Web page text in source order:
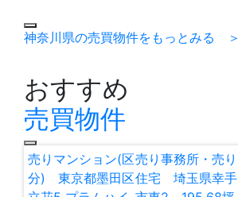
神奈川県の売買物件をもっとみる ＞
おすすめ
売買物件
売りマンション(区
分) 東京都墨田区
売り事務所・売り
住宅 埼玉県幸手